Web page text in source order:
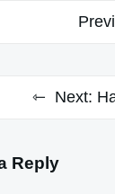
Next:
Reply